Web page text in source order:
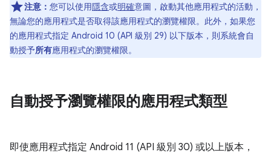
注意： 您可以使用隱含或明確意圖，啟動其他應用程式的活動，
無論您的應用程式是否取得該應用程式的瀏覽權限。此外，如果您
的應用程式指定 Android 10 (API 級別 29) 以下版本，則系統會自
動授予所有應用程式的瀏覽權限。
自動授予瀏覽權限的應用程式類型
即使應用程式指定 Android 11 (API 級別 30) 或以上版本，